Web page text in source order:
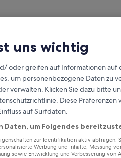
für jede
Übernachtung
uns wichtig
oder greifen auf Informationen auf
um personenbezogene Daten zu
verwalten. Klicken Sie dazu bitte
Diese Präferenzen
auf Surfdaten.
Daten, um Folgendes
zur Identifikation aktiv abfragen.
Werbung und Inhalte, Messung
sowie Entwicklung und Verbesserung von